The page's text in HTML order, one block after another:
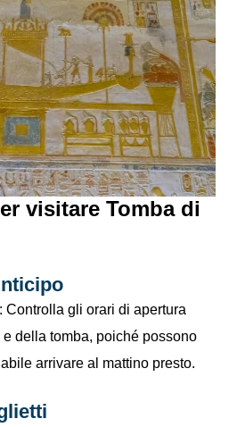
visitare Tomba di
: Controlla gli orari di apertura
della tomba, poiché possono
arrivare al mattino presto.